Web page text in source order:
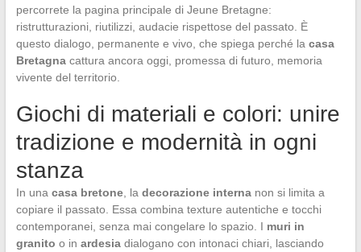
percorrete la pagina principale di Jeune Bretagne:
ristrutturazioni, riutilizzi, audacie rispettose del passato. È
questo dialogo, permanente e vivo, che spiega perché la casa
Bretagnacattura ancora oggi, promessa di futuro, memoria
vivente del territorio.
Giochi di materiali e colori: unire
tradizione e modernità in ogni
stanza
In una casa bretone, la decorazione internanon si limita a
copiare il passato. Essa combina texture autentiche e tocchi
contemporanei, senza mai congelare lo spazio. I muri in
granito o in ardesiadialogano con intonaci chiari, lasciando